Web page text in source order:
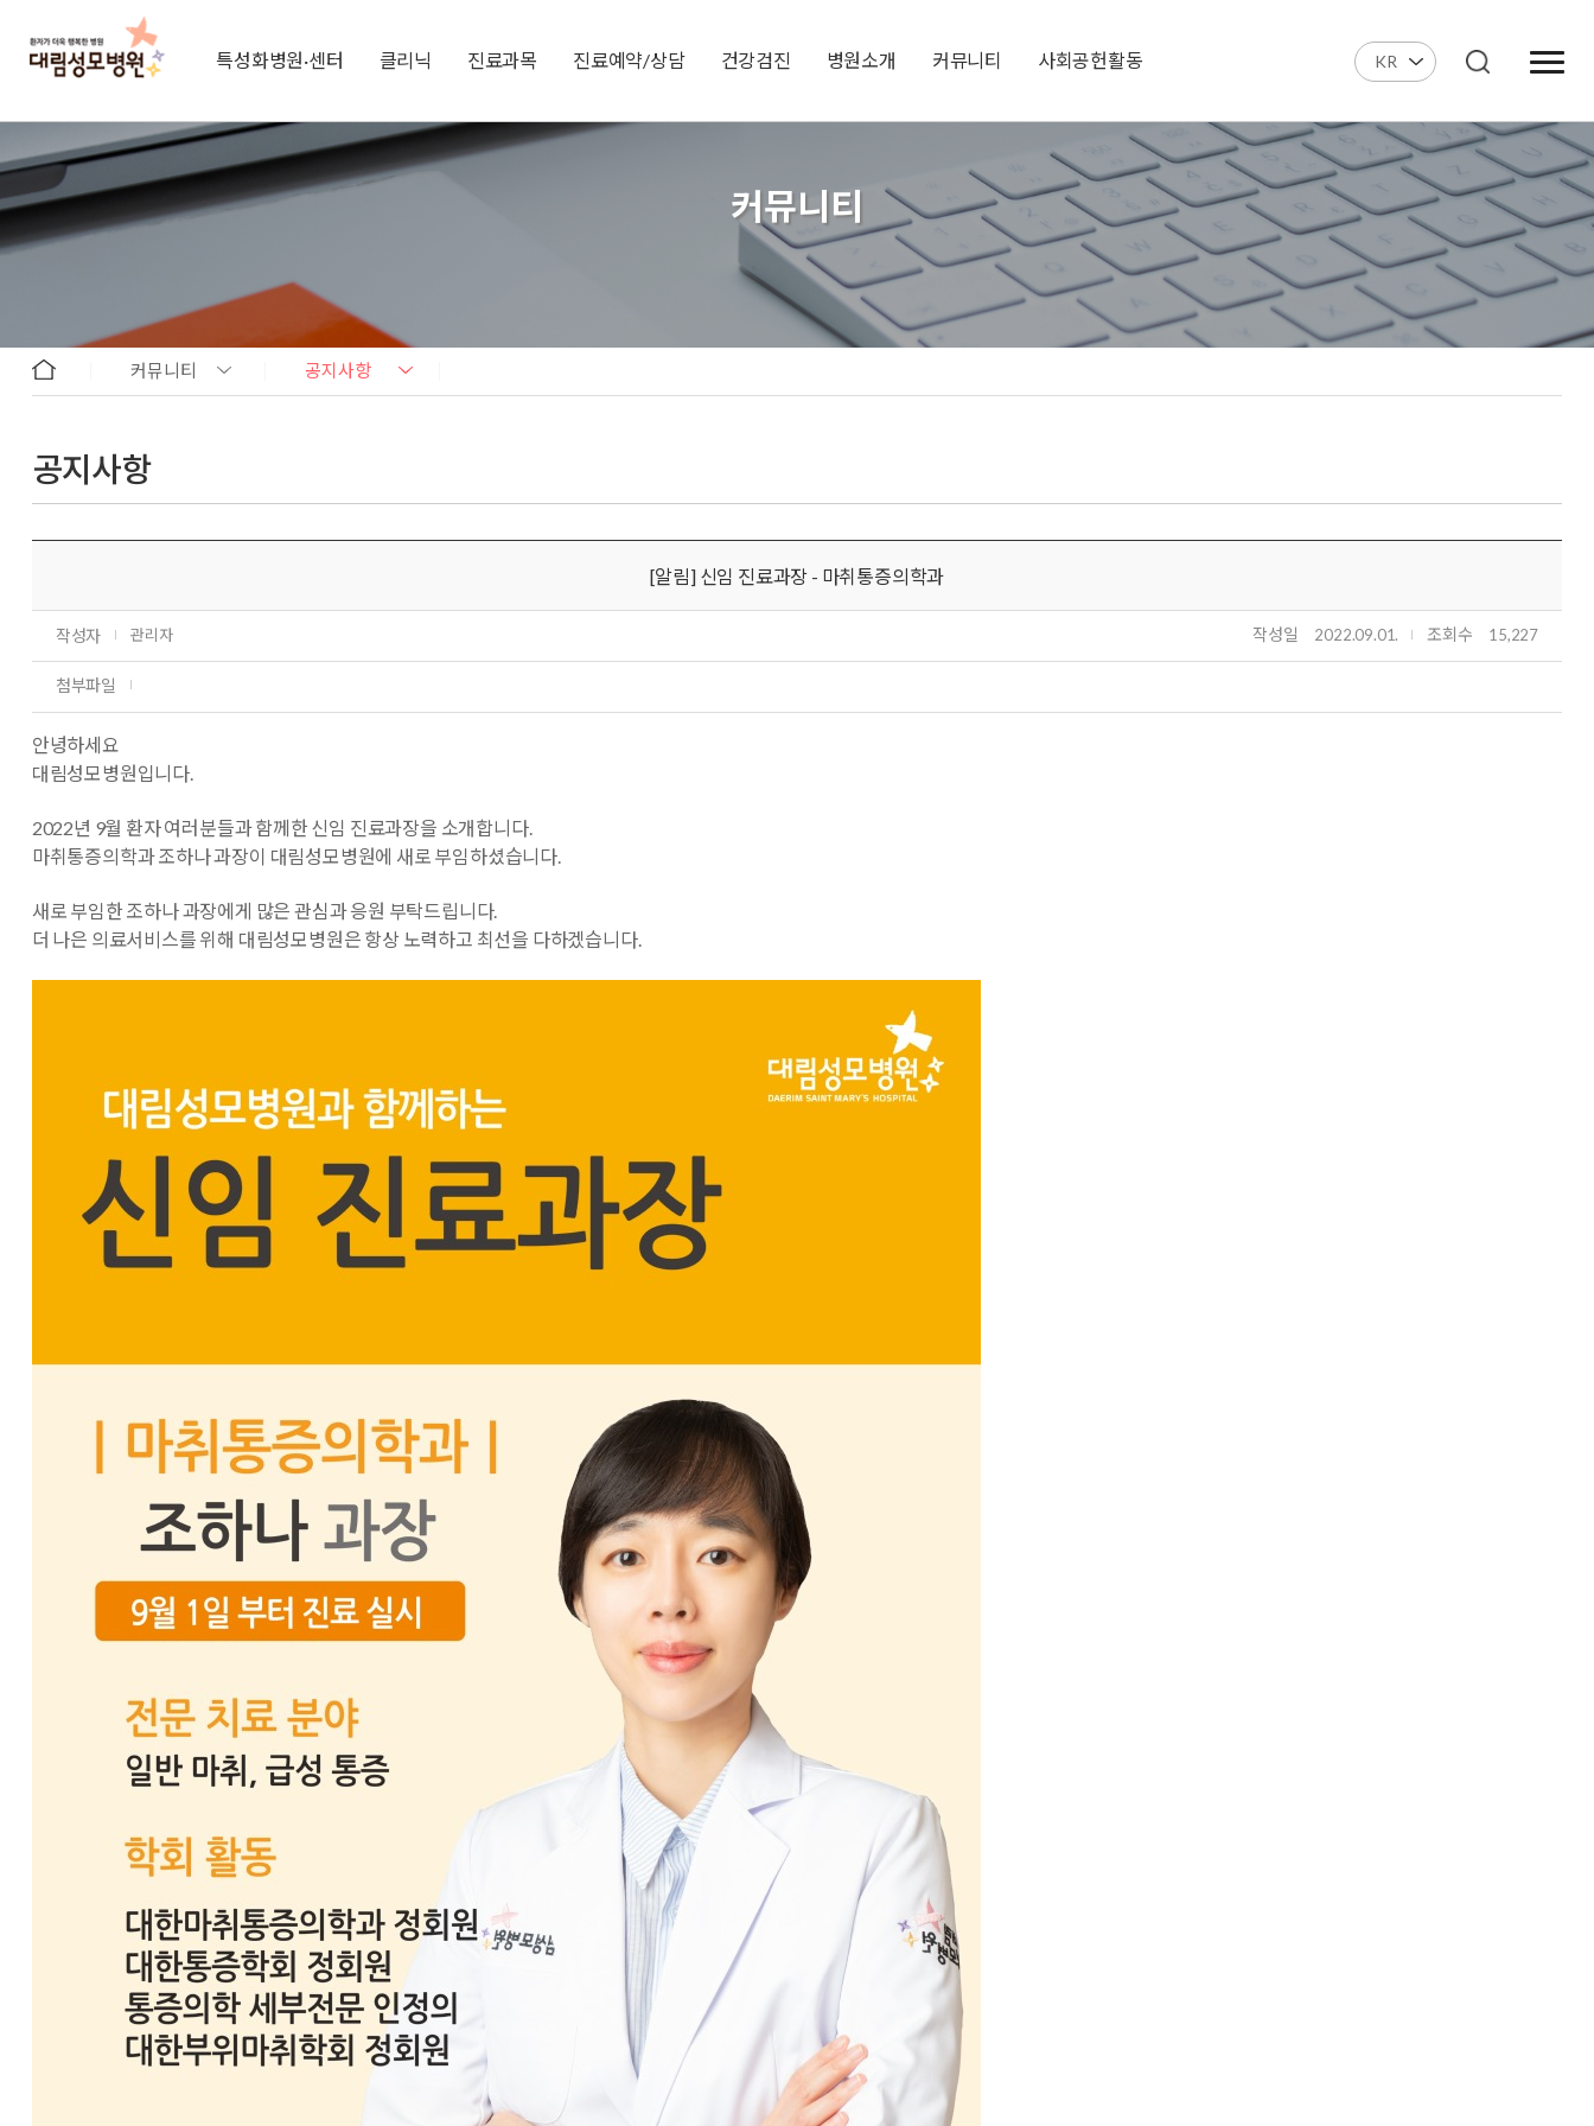
특성화병원·센터 클리닉 진료과목 진료예약/상담 건강검진 병원소개 커뮤니티 사회공헌활동 KR
커뮤니티
커뮤니티 공지사항
공지사항
[알림] 신임 진료과장 - 마취통증의학과
작성자 관리자 작성일 2022.09.01. 조회수 15,227
첨부파일
안녕하세요
대림성모병원입니다.
2022년 9월 환자 여러분들과 함께한 신임 진료과장을 소개합니다.
마취통증의학과 조하나 과장이 대림성모병원에 새로 부임하셨습니다.
새로 부임한 조하나 과장에게 많은 관심과 응원 부탁드립니다.
더 나은 의료서비스를 위해 대림성모병원은 항상 노력하고 최선을 다하겠습니다.